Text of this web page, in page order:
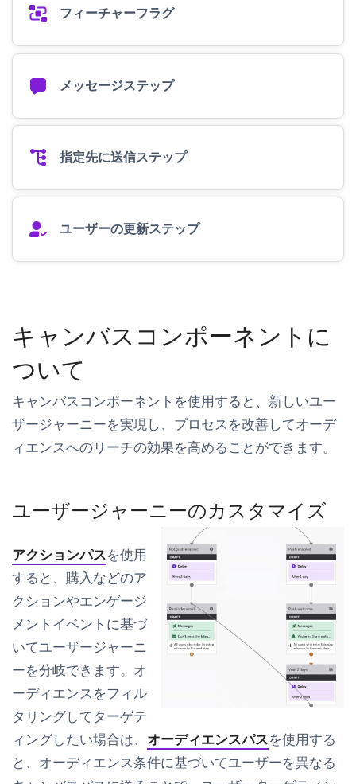
フィーチャーフラグ
メッセージステップ
指定先に送信ステップ
ユーザーの更新ステップ
キャンバスコンポーネントに
ついて
キャンバスコンポーネントを使用すると、新しいユー
ザージャーニーを実現し、プロセスを改善してオーデ
ィエンスへのリーチの効果を高めることができます。
ユーザージャーニーのカスタマイズ
アクションパスを使用
すると、購入などのア
クションやエンゲージ
メントイベントに基づ
いてユーザージャーニ
ーを分岐できます。オ
ーディエンスをフィル
タリングしてターゲテ
ィングしたい場合は、 オーディエンスパスを使用する
と、オーディエンス条件に基づいてユーザーを異なる